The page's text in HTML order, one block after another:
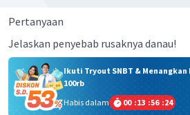
Pertanyaan
Jelaskan penyebab rusaknya danau!
Ikuti Tryout SNBT & Menangkan
100rb
Habis dalam
00 :13 :56 :24